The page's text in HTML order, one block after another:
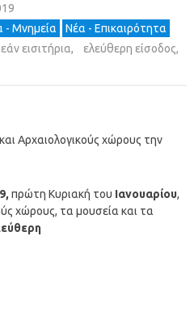
- Μνημεία
Νέα - Επικαιρότητα
εισιτήρια, ελεύθερη είσοδος,
Αρχαιολογικούς χώρους την
πρώτη Κυριακή του Ιανουαρίου,
χώρους, τα μουσεία και τα